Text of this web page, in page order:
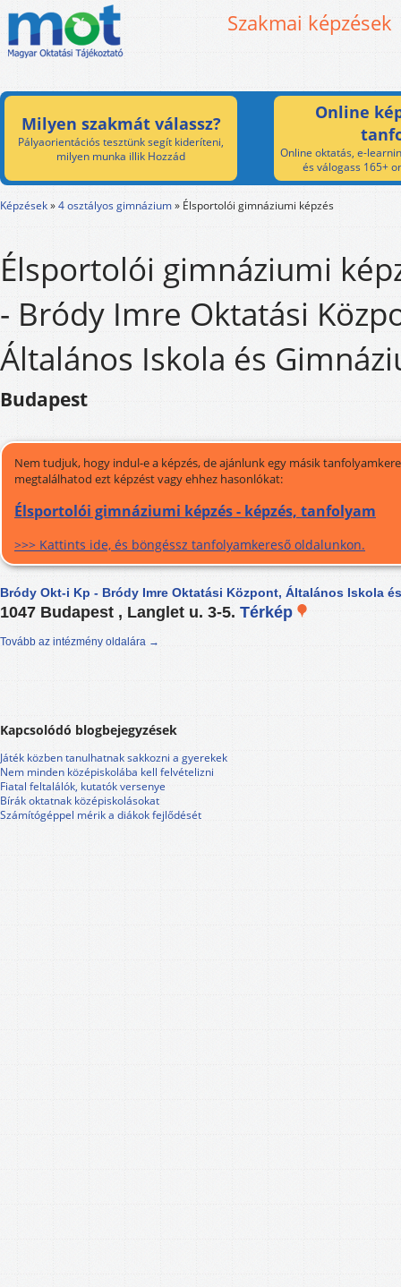
Szakmai képzések
Milyen szakmát válassz?
Pályaorientációs tesztünk segít kideríteni,
milyen munka illik Hozzád
Online
Online oktatás, e-
és válogass 165+
Képzések»4 osztályos gimnázium» Élsportolói gimnáziumi képzés
Élsportolói gimnáziumi
- Bródy Imre Oktatási
Általános Iskola és
Budapest
Nem tudjuk, hogy indul-e a képzés, de ajánlunk egy másik
megtalálhatod ezt képzést vagy ehhez hasonlókat:
Élsportolói gimnáziumi képzés - képzés, tanfolyam
>>> Kattints ide, és böngéssz tanfolyamkereső oldalunkon.
Bródy Okt-i Kp - Bródy Imre Oktatási Központ, Általános Iskola
1047 Budapest , Langlet u. 3-5. Térkép
Tovább az intézmény oldalára →
Kapcsolódó blogbejegyzések
Játék közben tanulhatnak sakkozni a gyerekek
Nem minden középiskolába kell felvételizni
Fiatal feltalálók, kutatók versenye
Bírák oktatnak középiskolásokat
Számítógéppel mérik a diákok fejlődését